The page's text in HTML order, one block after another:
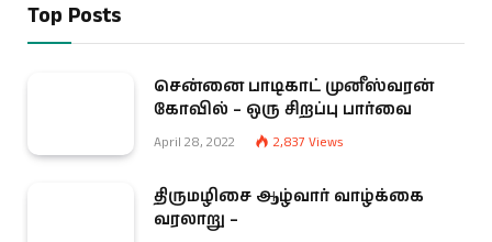
Top Posts
சென்னை பாடிகாட் முனீஸ்வரன்
கோவில் – ஒரு சிறப்பு பார்வை
April 28, 2022 2,837 Views
திருமழிசை ஆழ்வார் வாழ்க்கை
வரலாறு –